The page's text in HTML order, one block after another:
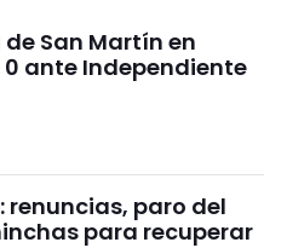
San Martín en
ante Independiente
renuncias, paro del
para recuperar